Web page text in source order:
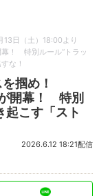
13日（土）18:00より
！ 特別ルール“トラッ
な！
掴め！
開幕！ 特別
起こす「スト
2026.6.12 18:21配信